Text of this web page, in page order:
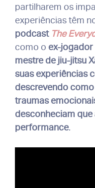
partilharem os
experiências têm
podcast The
como o ex-jogador
mestre de jiu-jitsu
suas experiências
descrevendo
traumas
desconheciam que
performance.